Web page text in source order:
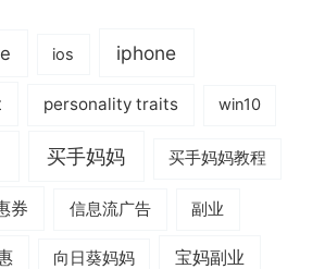
ios iphone
personality traits win10
买手妈妈 买手妈妈教程
券 信息流广告 副业
向日葵妈妈 宝妈副业